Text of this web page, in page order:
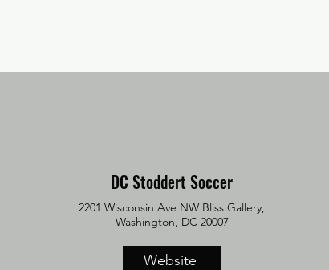
DC Stoddert Soccer
2201 Wisconsin Ave NW Bliss Gallery,
Washington, DC 20007
Website